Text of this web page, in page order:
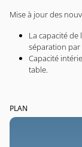
Mise à jour des
La capacité de
séparation par
Capacité
table.
PLAN